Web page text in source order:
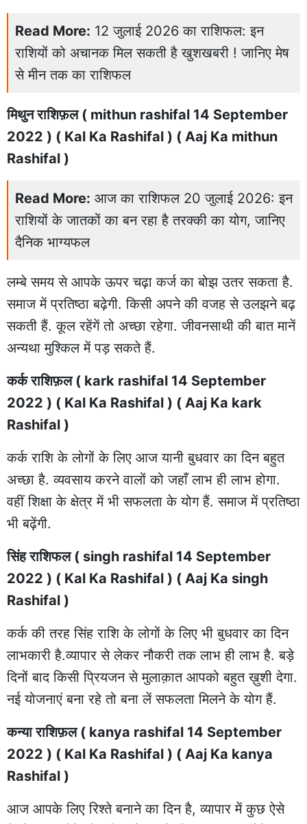
Read More: 12 जुलाई 2026 का राशिफल: इन
राशियों को अचानक मिल सकती है खुशखबरी ! जानिए मेष
से मीन तक का राशिफल
मिथुन राशिफ़ल ( mithun rashifal 14 September
2022 ) ( Kal Ka Rashifal ) ( Aaj Ka mithun
Rashifal )
Read More: आज का राशिफल 20 जुलाई 2026: इन
राशियों के जातकों का बन रहा है तरक्की का योग, जानिए
दैनिक भाग्यफल
लम्बे समय से आपके ऊपर चढ़ा कर्ज का बोझ उतर सकता है.
समाज में प्रतिष्ठा बढ़ेगी. किसी अपने की वजह से उलझने बढ़
सकती हैं. कूल रहेंगें तो अच्छा रहेगा. जीवनसाथी की बात मानें
अन्यथा मुश्किल में पड़ सकते हैं.
कर्क राशिफ़ल ( kark rashifal 14 September
2022 ) ( Kal Ka Rashifal ) ( Aaj Ka kark
Rashifal )
कर्क राशि के लोगों के लिए आज यानी बुधवार का दिन बहुत
अच्छा है. व्यवसाय करने वालों को जहाँ लाभ ही लाभ होगा.
वहीं शिक्षा के क्षेत्र में भी सफलता के योग हैं. समाज में प्रतिष्ठा
भी बढ़ेंगी.
सिंह राशिफल ( singh rashifal 14 September
2022 ) ( Kal Ka Rashifal ) ( Aaj Ka singh
Rashifal )
कर्क की तरह सिंह राशि के लोगों के लिए भी बुधवार का दिन
लाभकारी है.व्यापार से लेकर नौकरी तक लाभ ही लाभ है. बड़े
दिनों बाद किसी प्रियजन से मुलाक़ात आपको बहुत ख़ुशी देगा.
नई योजनाएं बना रहे तो बना लें सफलता मिलने के योग हैं.
कन्या राशिफ़ल ( kanya rashifal 14 September
2022 ) ( Kal Ka Rashifal ) ( Aaj Ka kanya
Rashifal )
आज आपके लिए रिश्ते बनाने का दिन है, व्यापार में कुछ ऐसे